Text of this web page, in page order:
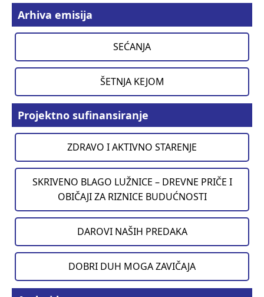
Arhiva emisija
SEĆANJA
ŠETNJA KEJOM
Projektno sufinansiranje
ZDRAVO I AKTIVNO STARENJE
SKRIVENO BLAGO LUŽNICE – DREVNE PRIČE I
OBIČAJI ZA RIZNICE BUDUĆNOSTI
DAROVI NAŠIH PREDAKA
DOBRI DUH MOGA ZAVIČAJA